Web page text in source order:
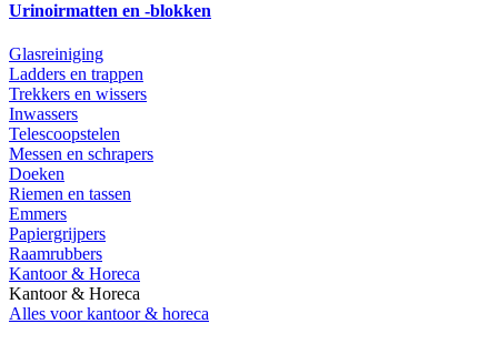
Urinoirmatten en -blokken
Glasreiniging
Ladders en trappen
Trekkers en wissers
Inwassers
Telescoopstelen
Messen en schrapers
Doeken
Riemen en tassen
Emmers
Papiergrijpers
Raamrubbers
Kantoor & Horeca
Kantoor & Horeca
Alles voor kantoor & horeca